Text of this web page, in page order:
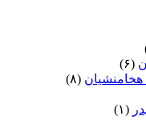
(۶)
هخامنشیان (۸)
(۱)